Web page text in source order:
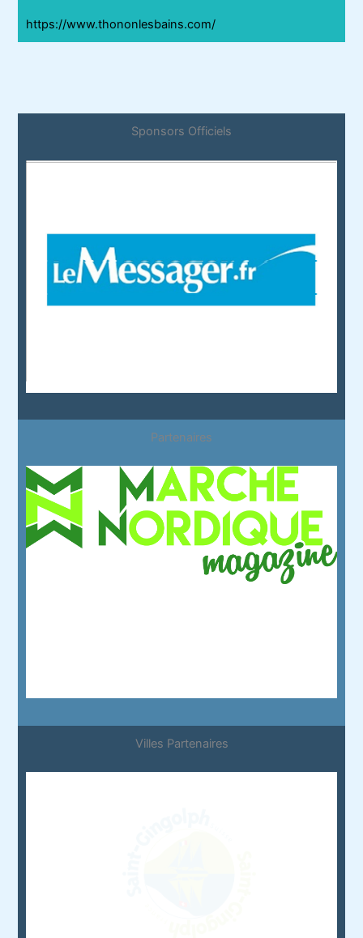
https://www.thononlesbains.com/
Sponsors Officiels
Partenaires
Villes Partenaires